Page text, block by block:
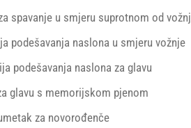
spavanje u smjeru suprotnom od
podešavanja naslona u smjeru vožnje
podešavanja naslona za glavu
glavu s memorijskom pjenom
za novorođenče